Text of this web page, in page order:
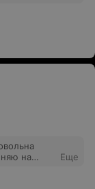
и
,хотя
можно
на
Еще